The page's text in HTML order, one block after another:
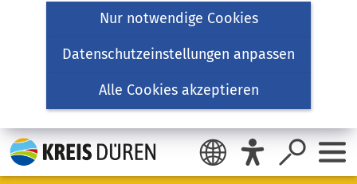
Nur notwendige Cookies
Datenschutzeinstellungen anpassen
Alle Cookies akzeptieren